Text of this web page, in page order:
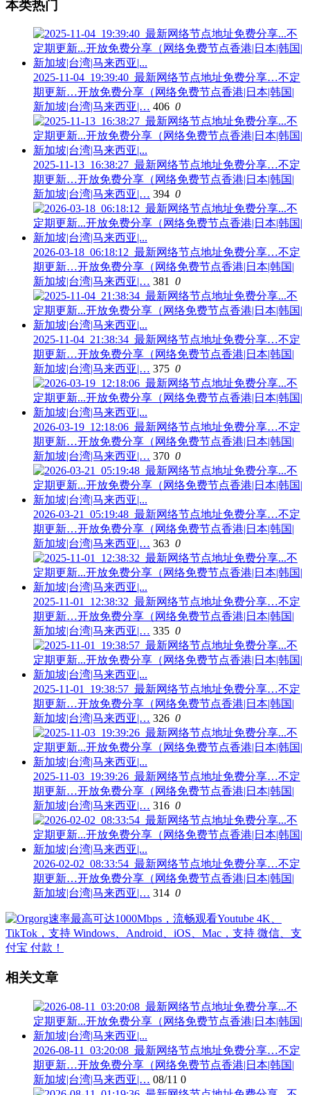
本类热门
2025-11-04_19:39:40_最新网络节点地址免费分享…不定
期更新…开放免费分享（网络免费节点香港|日本|韩国|
新加坡|台湾|马来西亚|… 406 0
2025-11-13_16:38:27_最新网络节点地址免费分享…不定
期更新…开放免费分享（网络免费节点香港|日本|韩国|
新加坡|台湾|马来西亚|… 394 0
2026-03-18_06:18:12_最新网络节点地址免费分享…不定
期更新…开放免费分享（网络免费节点香港|日本|韩国|
新加坡|台湾|马来西亚|… 381 0
2025-11-04_21:38:34_最新网络节点地址免费分享…不定
期更新…开放免费分享（网络免费节点香港|日本|韩国|
新加坡|台湾|马来西亚|… 375 0
2026-03-19_12:18:06_最新网络节点地址免费分享…不定
期更新…开放免费分享（网络免费节点香港|日本|韩国|
新加坡|台湾|马来西亚|… 370 0
2026-03-21_05:19:48_最新网络节点地址免费分享…不定
期更新…开放免费分享（网络免费节点香港|日本|韩国|
新加坡|台湾|马来西亚|… 363 0
2025-11-01_12:38:32_最新网络节点地址免费分享…不定
期更新…开放免费分享（网络免费节点香港|日本|韩国|
新加坡|台湾|马来西亚|… 335 0
2025-11-01_19:38:57_最新网络节点地址免费分享…不定
期更新…开放免费分享（网络免费节点香港|日本|韩国|
新加坡|台湾|马来西亚|… 326 0
2025-11-03_19:39:26_最新网络节点地址免费分享…不定
期更新…开放免费分享（网络免费节点香港|日本|韩国|
新加坡|台湾|马来西亚|… 316 0
2026-02-02_08:33:54_最新网络节点地址免费分享…不定
期更新…开放免费分享（网络免费节点香港|日本|韩国|
新加坡|台湾|马来西亚|… 314 0
相关文章
2026-08-11_03:20:08_最新网络节点地址免费分享…不定
期更新…开放免费分享（网络免费节点香港|日本|韩国|
新加坡|台湾|马来西亚|… 08/11 0